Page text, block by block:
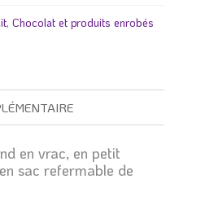
, Chocolat et produits enrobés
en vrac, en petit
sac refermable de